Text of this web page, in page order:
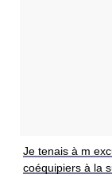
Je tenais à m
coéquipiers à la